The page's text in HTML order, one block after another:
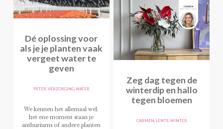
Dé oplossing voor
als je je planten vaak
vergeet water te
geven
PETER VERZORGING, WATER
We kennen het allemaal wel:
het ene moment staan je
anthuriums of andere planten
Zeg dag tegen de
winterdip en hallo
tegen bloemen
CARMEN LENTE, WINTER